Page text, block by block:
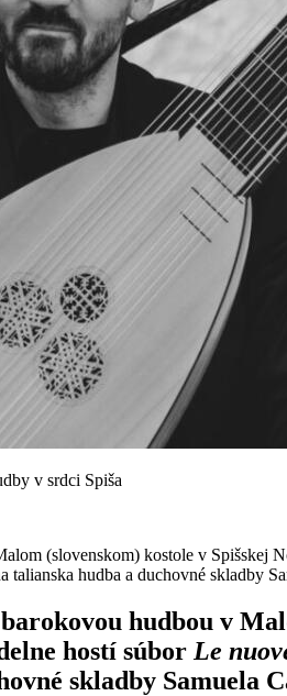
v srdci Spiša
(slovenskom) kostole v
hudba a duchovné skladby
hudbou v
hostí súbor Le
skladby Samuela